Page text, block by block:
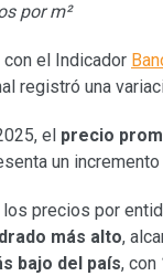
por m²
con el Indicador
registró una
el precio
un
los precios por
más alto,
bajo del país, con